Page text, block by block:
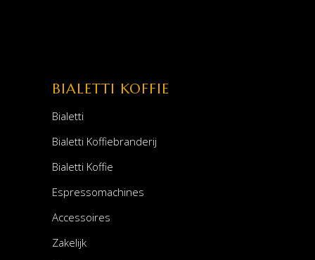
BIALETTI KOFFIE
Bialetti
Bialetti Koffiebranderij
Bialetti Koffie
Espressomachines
Accessoires
Zakelijk